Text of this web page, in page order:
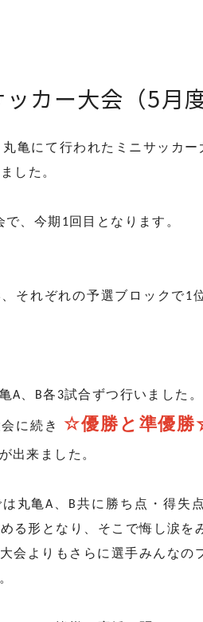
カー大会（5月
亀にて行われたミニサッカー
した。
、今期1回目となります。
それぞれの予選ブロックで1
A、B各3試合ずつ行いました。
に続き ☆優勝と準優
出来ました。
丸亀A、B共に勝ち点・得失
る形となり、そこで悔し涙を
会よりもさらに選手みんなの